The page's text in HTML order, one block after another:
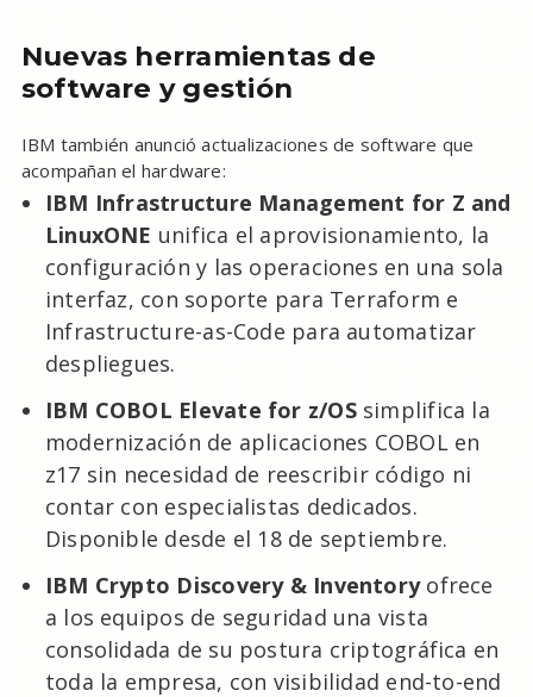
Nuevas herramientas de
software y gestión
IBM también anunció actualizaciones de software que
acompañan el hardware:
IBM Infrastructure Management for Z and
LinuxONE unifica el aprovisionamiento, la
configuración y las operaciones en una sola
interfaz, con soporte para Terraform e
Infrastructure-as-Code para automatizar
despliegues.
IBM COBOL Elevate for z/OSsimplifica la
modernización de aplicaciones COBOL en
z17 sin necesidad de reescribir código ni
contar con especialistas dedicados.
Disponible desde el 18 de septiembre.
IBM Crypto Discovery & Inventoryofrece
a los equipos de seguridad una vista
consolidada de su postura criptográfica en
toda la empresa, con visibilidad end-to-end